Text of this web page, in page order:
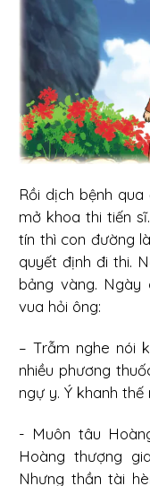
Rồi dịch bệnh
mở khoa thi tiến
tín thì con đường
quyết định đi thi.
bảng vàng. Ngày
vua hỏi ông:
– Trẫm nghe nói
nhiều phương
ngự y. Ý khanh thế
- Muôn tâu
Hoàng thượng
Nhưng thần tài